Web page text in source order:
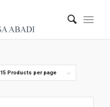
15 Products per page